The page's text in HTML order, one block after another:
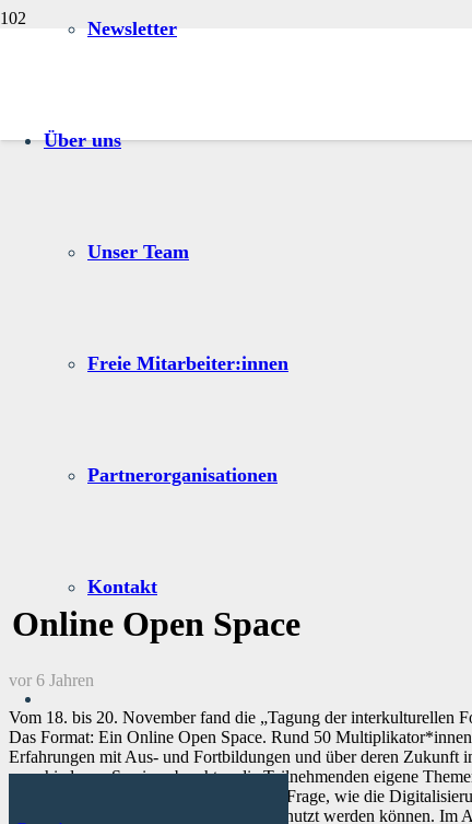
Newsletter
Über uns
Unser Team
Freie Mitarbeiter:innen
Partnerorganisationen
Kontakt
Online Open Space
vor 6 Jahren
Vom 18. bis 20. November fand die „Tagung der interkulturellen
Das Format: Ein Online Open Space. Rund 50
Erfahrungen mit Aus- und Fortbildungen und über deren Zukunft
verschiedenen Sessions brachten die Teilnehmenden eigene
Praxistipps. Im Zentrum stand dabei die Frage, wie die
künftig sinnvoll und gewinnbringend genutzt werden können.